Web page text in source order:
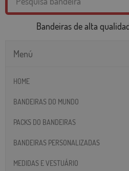
Bandeiras de alta
Menú
HOME
BANDEIRAS DO MUNDO
PACKS DO BANDEIRAS
BANDEIRAS PERSONALIZADAS
MEDIDAS E VESTUÁRIO